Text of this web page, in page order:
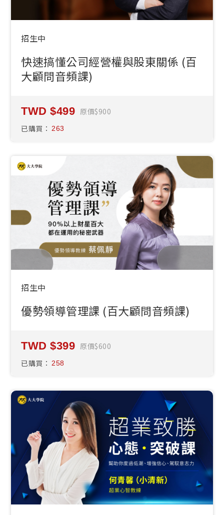
招生中
快速搞懂公司經營權與股東關係 (百
大顧問音頻課)
499 原價 900
已購買：
263
招生中
優勢領導管理課 (百大顧問音頻課)
399 原價 600
已購買：
258